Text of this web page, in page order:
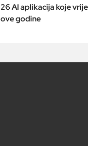
26 AI aplikacija koje
ove godine